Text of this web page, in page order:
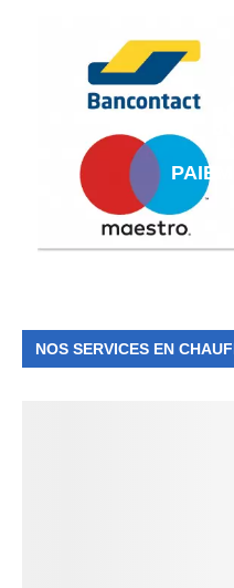
NOS SERVICES EN